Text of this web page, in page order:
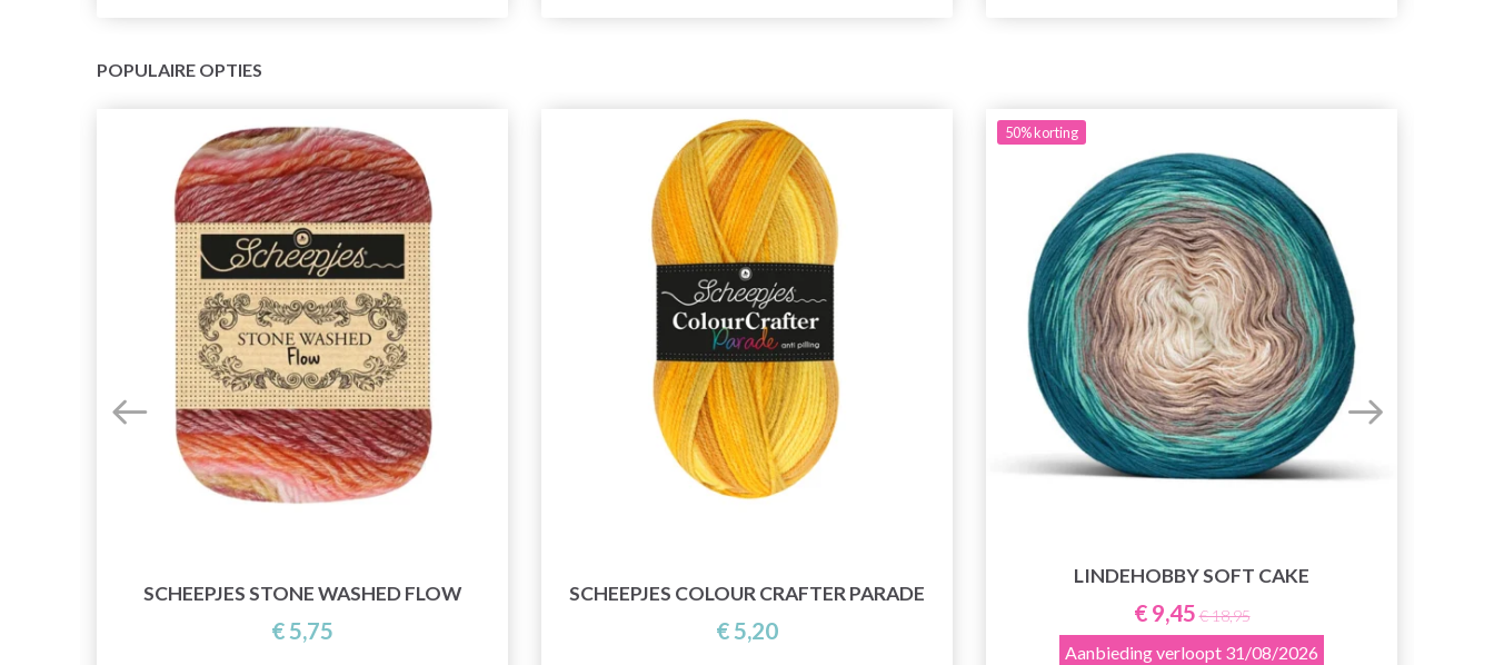
POPULAIRE OPTIES
SCHEEPJES STONE WASHED FLOW
€ 5,75
SCHEEPJES COLOUR CRAFTER PARADE
€ 5,20
50%korting
LINDEHOBBY SOFT CAKE
€ 9,45 € 18,95
Aanbieding verloopt 31/08/2026